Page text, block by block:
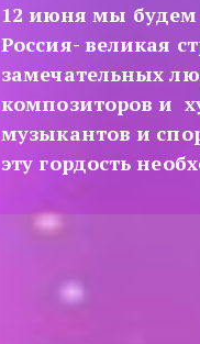
12 июня мы будем
Россия- великая
замечательных
композиторов и
музыкантов и
эту гордость